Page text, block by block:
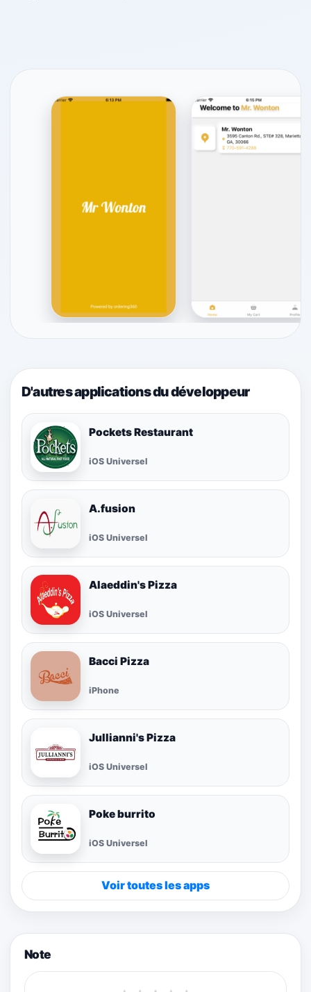
D'autres applications du développeur
Pockets Restaurant
iOS Universel
A.fusion
iOS Universel
Alaeddin's Pizza
iOS Universel
Bacci Pizza
iPhone
Jullianni's Pizza
iOS Universel
Poke burrito
iOS Universel
Voir toutes les apps
Note